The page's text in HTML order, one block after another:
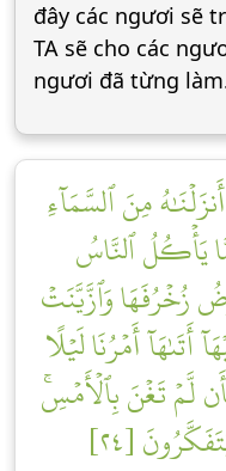
đây các ngươi sẽ
TA sẽ cho các
ngươi đã từng
مِنَ ٱلسَّمَآءِ
يَأۡكُلُ ٱلنَّاسُ
زُخۡرُفَهَا وَٱزَّيَّنَتۡ
أَمۡرُنَا لَيۡلًا
لَّمۡ تَغۡنَ بِٱلۡأَمۡسِۚ
[٢٤]